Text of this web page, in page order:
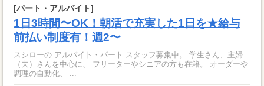
[パート・アルバイト]
1日3時間〜OK！朝活で充実した1日を★給与
前払い制度有！週2〜
スシローの アルバイト・パート スタッフ募集中。 学生さん、主婦
（夫）さんを中心に、 フリーターやシニアの方も在籍。 オーダーや
調理の自動化、 ...